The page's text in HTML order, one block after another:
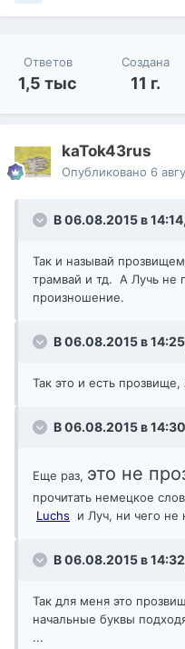
Ответов
1,5 тыс
Создана
11 г.
kaTok43rus
Опубликовано 6
В 06.08.2015 в 14:14,
Так и называй
трамвай и тд. А Лучь не
произношение.
В 06.08.2015 в
Так это и есть прозвище,
В 06.08.2015 в
Еще раз, это не
прочитать немецкое
Luchs и Луч, ни чего не
В 06.08.2015 в
Так для меня это
начальные буквы
...